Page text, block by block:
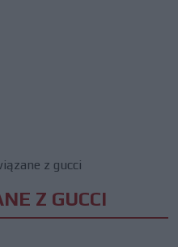
z gucci
Z GUCCI